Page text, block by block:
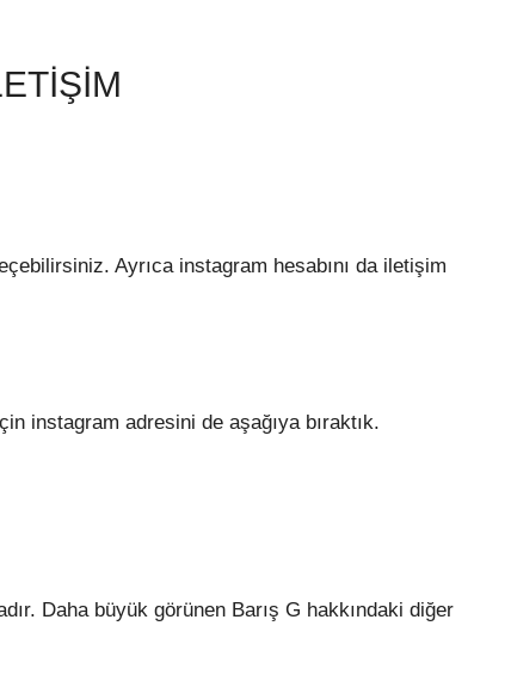
Ayrıca instagram hesabını da iletişim
instagram adresini de aşağıya bıraktık.
Daha büyük görünen Barış G hakkındaki diğer